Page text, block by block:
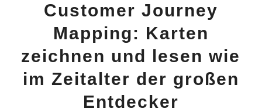
Customer Journey
Mapping: Karten
zeichnen und lesen wie
im Zeitalter der großen
Entdecker